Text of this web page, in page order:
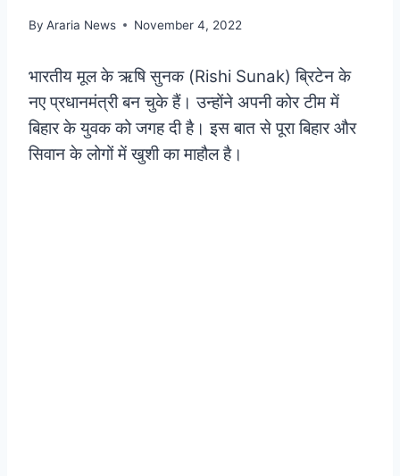
By Araria News November 4, 2022
भारतीय मूल के ऋषि सुनक (Rishi Sunak) ब्रिटेन के
नए प्रधानमंत्री बन चुके हैं। उन्होंने अपनी कोर टीम में
बिहार के युवक को जगह दी है। इस बात से पूरा बिहार और
सिवान के लोगों में खुशी का माहौल है।